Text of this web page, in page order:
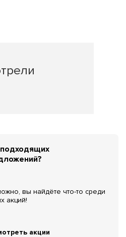
вы найдёте что-то среди
акций!
акции